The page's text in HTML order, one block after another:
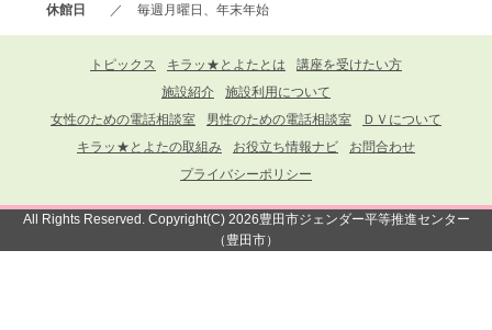
休館日
／ 毎週月曜日、年末年始
トピックス キラッ★とよたとは
講座を受けたい方
施設紹介
施設利用について
女性のための電話相談室
男性のための電話相談室
ＤＶについて
キラッ★とよたの取組み
お役立ち情報ナビ
お問合わせ
プライバシーポリシー
All Rights Reserved. Copyright(C) 2026豊田市ジェンダー平等推進センター
（豊田市）